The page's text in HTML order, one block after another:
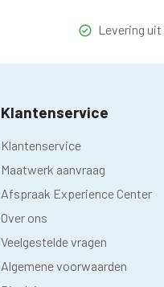
Levering uit
Klantenservice
Klantenservice
Maatwerk aanvraag
Afspraak Experience Center
Over ons
Veelgestelde vragen
Algemene voorwaarden